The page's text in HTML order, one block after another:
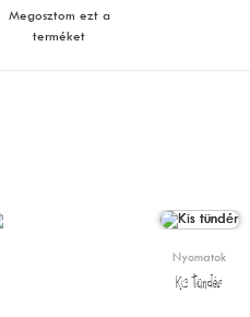
Megosztom ezt a
terméket
Nyomatok
Kis tündér